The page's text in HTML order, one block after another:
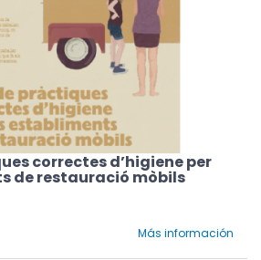
correctes d’higiene per
de restauració mòbils
Más información